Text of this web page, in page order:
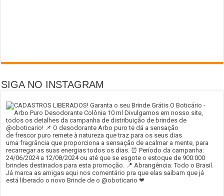
SIGA NO INSTAGRAM